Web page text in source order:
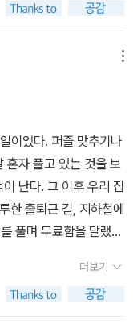
집중력을 길러준다.또
과정에서 논리적인
들은 물론 어른이나 노
링 핸드북이라 가지고
도 좋겠다.초등수학 만
작으로 수학 퍼즐에
사로부터 책을 제공받
의 스도쿠 퍼즐을 다
찾기, 가로세로퀴즈 그
상 하는 것들이다.​책
것인지, 스도쿠는 우
본 규칙과 스도쿠를
를 해보는 사람도 설
도록 말이다.'초등수학
보고 하고 싶은거 하나
해놨다.스프링북으
있다.이런 풀이형 책
게 좋다.​그런데 둘째녀
라니까 일부러 쉬운 6x6
고급을 하라고 했건
이었다. 퍼즐 맞추기나
혼자 풀고 있는 것을 보
난다. 그 이후 우리 집
한 출퇴근 길, 지하철에
풀며 무료함을 달랬던
숫자로 채워 넣는 놀
구하고 이 스도쿠는
겨진 규칙을 발견해야
더보기